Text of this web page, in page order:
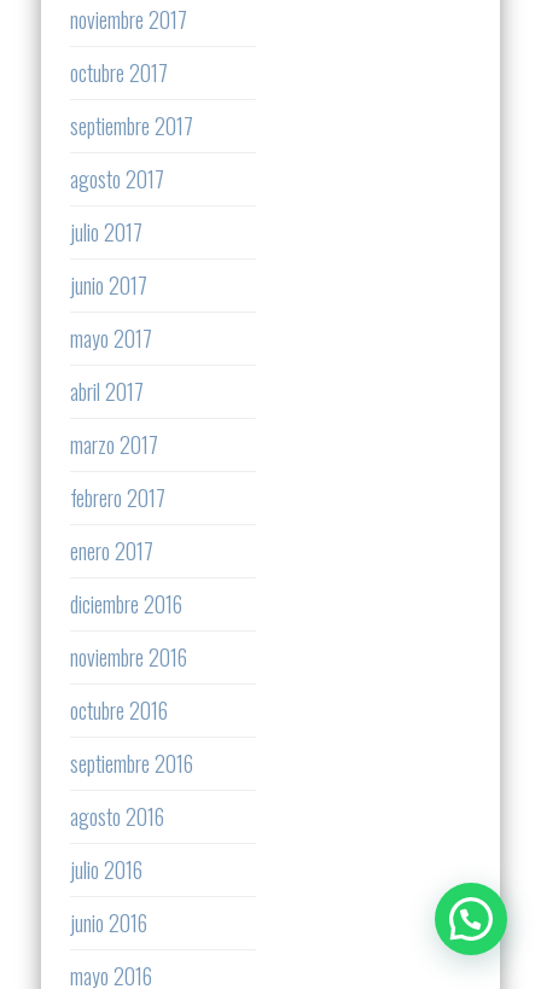
noviembre 2017
octubre 2017
septiembre 2017
agosto 2017
julio 2017
junio 2017
mayo 2017
abril 2017
marzo 2017
febrero 2017
enero 2017
diciembre 2016
noviembre 2016
octubre 2016
septiembre 2016
agosto 2016
julio 2016
junio 2016
mayo 2016